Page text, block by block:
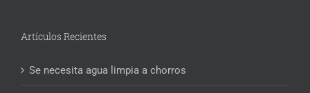
Artículos Recientes
Se necesita agua limpia a chorros